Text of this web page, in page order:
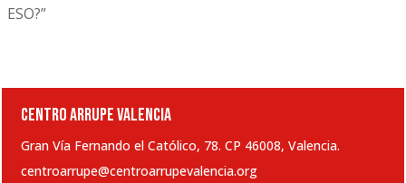
ESO?”
CENTRO ARRUPE VALENCIA
Gran Vía Fernando el Católico, 78. CP 46008, Valencia.
centroarrupe@centroarrupevalencia.org